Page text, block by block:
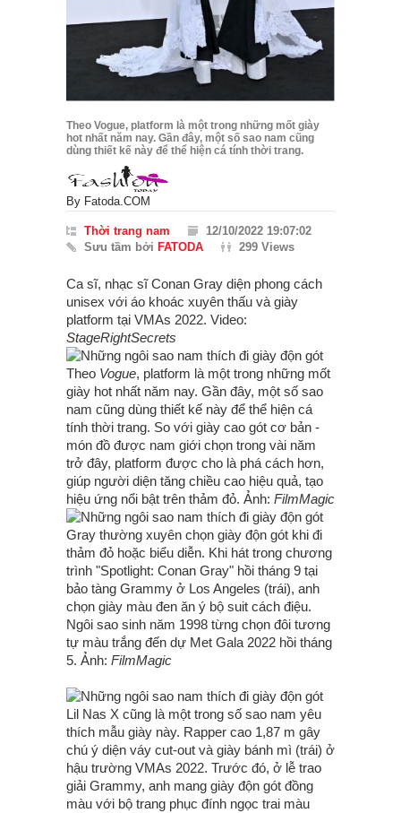
Theo Vogue, platform là một trong những mốt giày
hot nhất năm nay. Gần đây, một số sao nam cũng
dùng thiết kế này để thể hiện cá tính thời trang.
By Fatoda.COM
Thời trang nam
12/10/2022 19:07:02
Sưu tầm bởi FATODA 299 Views
Ca sĩ, nhạc sĩ Conan Gray diện phong cách
unisex với áo khoác xuyên thấu và giày
platform tại VMAs 2022. Video:
StageRightSecrets
Theo Vogue, platform là một trong những mốt
giày hot nhất năm nay. Gần đây, một số sao
nam cũng dùng thiết kế này để thể hiện cá
tính thời trang. So với giày cao gót cơ bản -
món đồ được nam giới chọn trong vài năm
trở đây, platform được cho là phá cách hơn,
giúp người diện tăng chiều cao hiệu quả, tạo
hiệu ứng nổi bật trên thảm đỏ. Ảnh: FilmMagic
Gray thường xuyên chọn giày độn gót khi đi
thảm đỏ hoặc biểu diễn. Khi hát trong chương
trình "Spotlight: Conan Gray" hồi tháng 9 tại
bảo tàng Grammy ở Los Angeles (trái), anh
chọn giày màu đen ăn ý bộ suit cách điệu.
Ngôi sao sinh năm 1998 từng chọn đôi tương
tự màu trắng đến dự Met Gala 2022 hồi tháng
5. Ảnh: FilmMagic
Lil Nas X cũng là một trong số sao nam yêu
thích mẫu giày này. Rapper cao 1,87 m gây
chú ý diện váy cut-out và giày bánh mì (trái) ở
hậu trường VMAs 2022. Trước đó, ở lễ trao
giải Grammy, anh mang giày độn gót đồng
màu với bộ trang phục đính ngọc trai màu